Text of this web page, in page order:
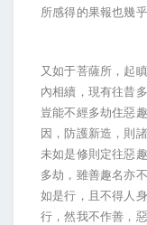
所感得的果報也幾
又如于菩薩所，起
內相續，現有往昔
豈能不經多劫住惡
因，防護新造，則
未如是修則定往惡
多劫，雖善趣名亦
如是行，且不得人
行，然我不作善，